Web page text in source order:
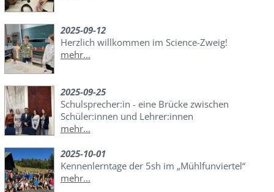
2025-09-12
Herzlich willkommen im Science-Zweig!
mehr...
2025-09-25
Schulsprecher:in - eine Brücke zwischen
Schüler:innen und Lehrer:innen
mehr...
2025-10-01
Kennenlerntage der 5sh im „Mühlfunviertel“
mehr...